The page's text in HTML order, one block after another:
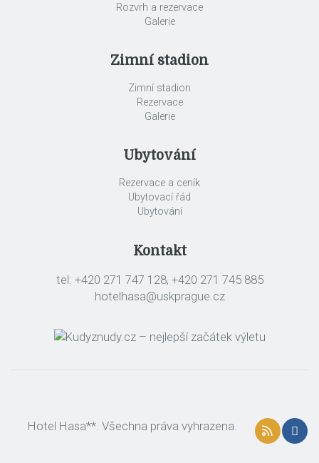
Rozvrh a rezervace
Galerie
Zimní stadion
Zimní stadion
Rezervace
Galerie
Ubytování
Rezervace a ceník
Ubytovací řád
Ubytování
Kontakt
tel: +420 271 747 128, +420 271 745 885
hotelhasa@uskprague.cz
Hotel Hasa**. Všechna práva vyhrazena.